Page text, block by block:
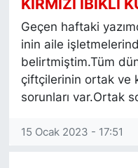
Geçen haftaki
inin aile
belirtmiştim.Tüm
çiftçilerinin ortak ve
sorunları var.Ortak
15 Ocak 2023 - 17:51